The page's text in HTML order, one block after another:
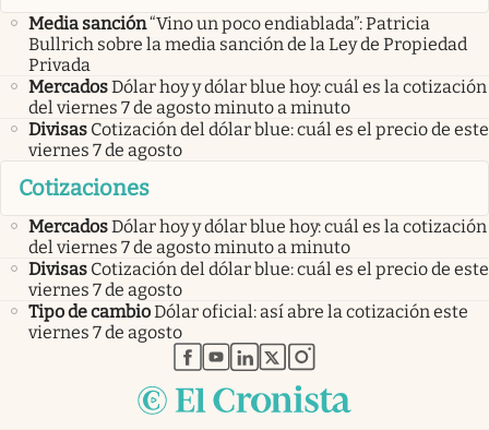
Media sanción“Vino un poco endiablada”: Patricia
Bullrich sobre la media sanción de la Ley de Propiedad
Privada
MercadosDólar hoy y dólar blue hoy: cuál es la cotización
del viernes 7 de agosto minuto a minuto
Divisas Cotización del dólar blue: cuál es el precio de este
viernes 7 de agosto
Cotizaciones
MercadosDólar hoy y dólar blue hoy: cuál es la cotización
del viernes 7 de agosto minuto a minuto
Divisas Cotización del dólar blue: cuál es el precio de este
viernes 7 de agosto
Tipo de cambioDólar oficial: así abre la cotización este
viernes 7 de agosto
abre en nueva pestaña
abre en nueva pestaña
abre en nueva pestaña
abre en nueva pestaña
abre en nueva pestaña